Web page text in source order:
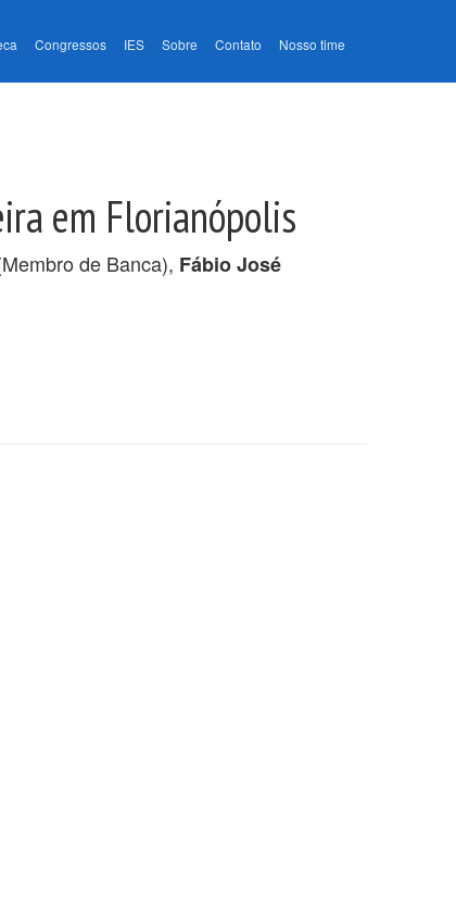
Congressos IES Sobre Contato Nosso time
em Florianópolis
de Banca), Fábio José